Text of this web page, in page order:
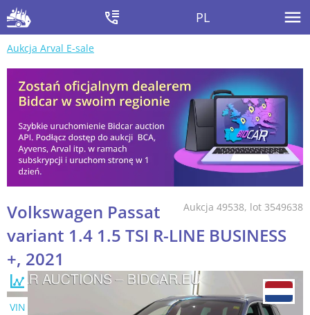
PL
Aukcja Arval E-sale
Aukcja 49538, lot 3549638
Volkswagen Passat
variant 1.4 1.5 TSI R-LINE BUSINESS
+, 2021
VIN